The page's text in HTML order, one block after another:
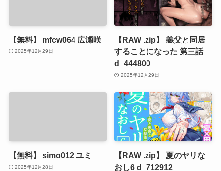
【無料】 mfcw064 広瀬咲
2025年12月29日
【RAW .zip】 義父と同居
することになった 第三話
d_444800
2025年12月29日
【無料】 simo012 ユミ
2025年12月28日
【RAW .zip】 夏のヤリな
おし6 d_712912